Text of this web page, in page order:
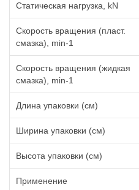
Статическая нагрузка, kN
Скорость вращения (пласт.
смазка), min-1
Скорость вращения (жидкая
смазка), min-1
Длина упаковки (см)
Ширина упаковки (см)
Высота упаковки (см)
Применение